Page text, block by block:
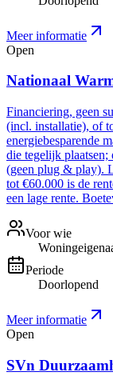
Meer informatie
Open
Nationaal
Financiering, geen
(incl. installatie), of
energiebesparende
die tegelijk plaatsen;
(geen plug & play).
tot €60.000 is de
een lage rente.
Voor wie
Periode
Doorlopend
Meer informatie
Open
SVn